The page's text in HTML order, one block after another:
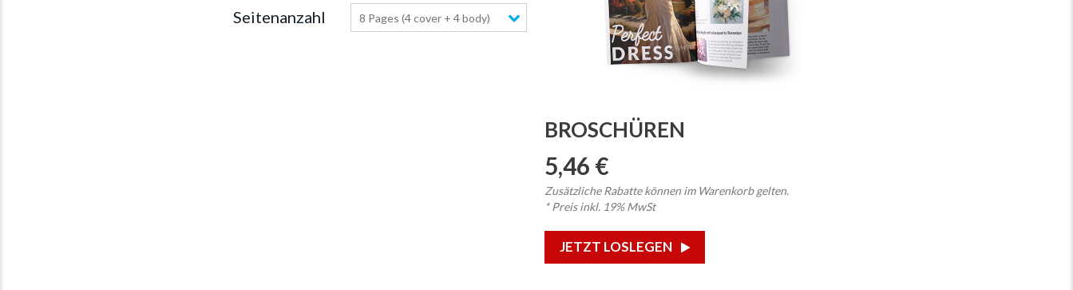
Seitenanzahl 8 Pages (4 cover + 4 body)
BROSCHÜREN
5,46 €
Zusätzliche Rabatte können im Warenkorb gelten.
* Preis inkl. 19% MwSt
JETZT LOSLEGEN